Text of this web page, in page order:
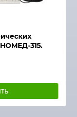
315.